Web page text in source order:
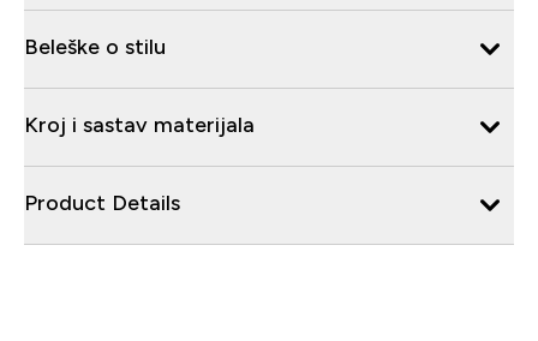
Beleške o stilu
Kroj i sastav materijala
Product Details